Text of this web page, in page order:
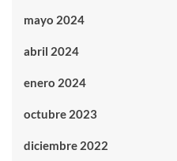
mayo 2024
abril 2024
enero 2024
octubre 2023
diciembre 2022